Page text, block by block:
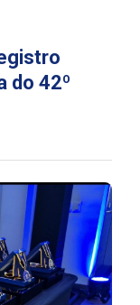
do 42º